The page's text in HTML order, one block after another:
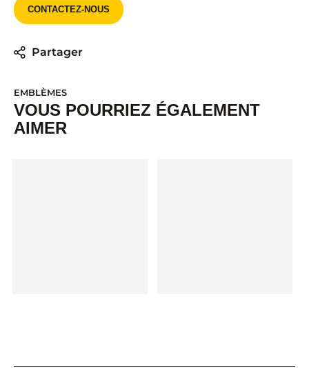
CONTACTEZ-NOUS
Partager
EMBLÈMES
VOUS POURRIEZ ÉGALEMENT
AIMER